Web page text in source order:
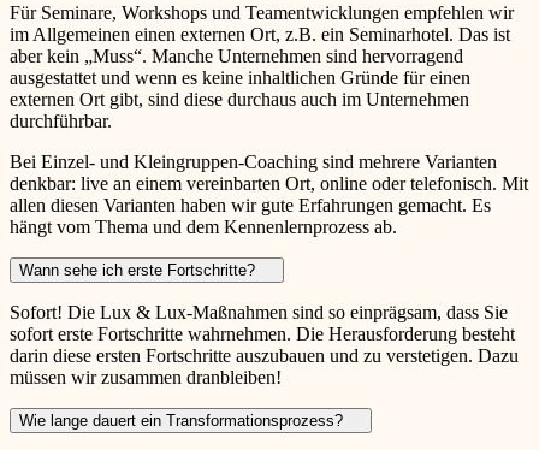
Für Seminare, Workshops und Teamentwicklungen empfehlen wir
im Allgemeinen einen externen Ort, z.B. ein Seminarhotel. Das ist
aber kein „Muss“. Manche Unternehmen sind hervorragend
ausgestattet und wenn es keine inhaltlichen Gründe für einen
externen Ort gibt, sind diese durchaus auch im Unternehmen
durchführbar.
Bei Einzel- und Kleingruppen-Coaching sind mehrere Varianten
denkbar: live an einem vereinbarten Ort, online oder telefonisch. Mit
allen diesen Varianten haben wir gute Erfahrungen gemacht. Es
hängt vom Thema und dem Kennenlernprozess ab.
Wann sehe ich erste Fortschritte?
Sofort! Die Lux & Lux-Maßnahmen sind so einprägsam, dass Sie
sofort erste Fortschritte wahrnehmen. Die Herausforderung besteht
darin diese ersten Fortschritte auszubauen und zu verstetigen. Dazu
müssen wir zusammen dranbleiben!
Wie lange dauert ein Transformationsprozess?